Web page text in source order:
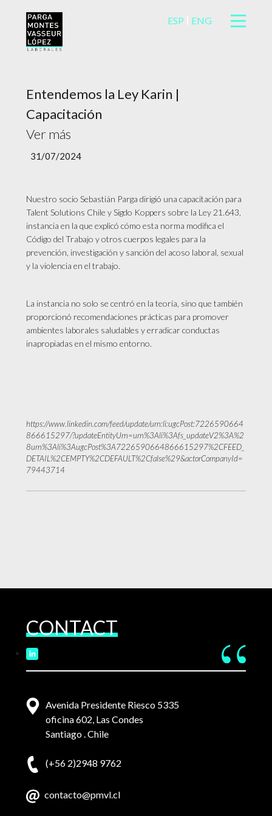
ESP ENG
Entendemos la Ley Karin |
Capacitación
Ver más
31/07/2024
Nuestro socio Sebastián Parga dirigió una capacitación para
Talent Solutions Chile y Sigdo Koppers sobre la Ley 21.643,
instancia en la que explicó cómo esta norma modifica el
Código del Trabajo y otros cuerpos legales para la
prevención, investigación y sanción del acoso laboral, sexual
y la violencia en el trabajo.
La instancia no solo se centró en la teoría, sino que también
proporcionó recomendaciones prácticas para promover
ambientes laborales saludables y erradicar conductas
inapropiadas en el mismo entorno.
https://www.linkedin.com/feed/update/urn:li:ugcPost:7226590664
866615297/?updateEntityUrn=urn%3Ali%3Afs_updateV2%3A%2
8urn%3Ali%3AugcPost%3A7226590664866615297%2CFEED_
DETAIL%2CEMPTY%2CDEFAULT%2Cfalse%29&actorCompanyId=
79443714
CONTACT
Avenida Presidente Riesco 5335
oficina 602, Las Condes
Santiago . Chile
(+56 2)2948 9762
contacto@pmvl.cl